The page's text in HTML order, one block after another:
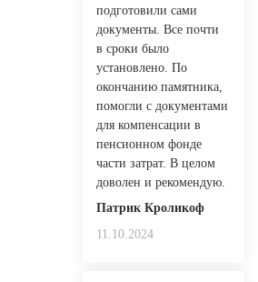
подготовили сами
документы. Все почти
в сроки было
установлено. По
окончанию памятника,
помогли с документами
для компенсации в
пенсионном фонде
части затрат. В целом
доволен и рекомендую.
Патрик Кроликоф
11.10.2024